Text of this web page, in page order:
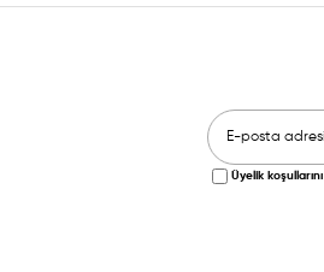
Üyelik koşullarını